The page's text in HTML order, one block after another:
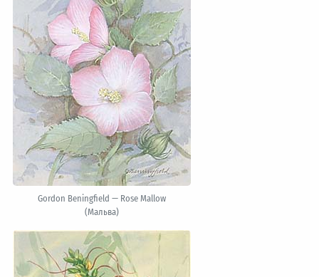
Gordon Beningfield — Rose Mallow
(Мальва)